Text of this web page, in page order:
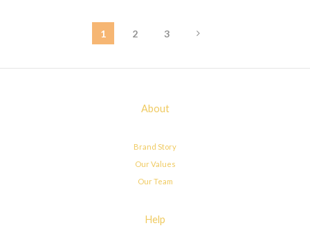
1 2 3
About
Brand Story
Our Values
Our Team
Help